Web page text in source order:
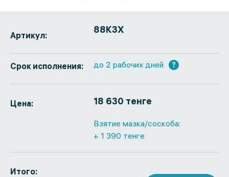
Артикул: 88КЗХ
Срок исполнения: до 2 рабочих дней ?
Цена: 18 630 тенге
Взятие мазка/соскоба:
+ 1 390 тенге
Итого: